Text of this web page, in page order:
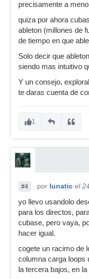
precisamente a
quiza por ahora
ableton (millones de
de tiempo en que
Solo decir que
siendo mas intuitivo
Y un consejo,
te daras cuenta de
1
#4 por lunatic el
yo llevo usandolo
para los directos,
cubase, pero vaya,
hacer igual.
cogete un racimo de
columna carga loops
la tercera bajos, en